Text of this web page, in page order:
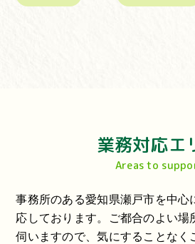
業務対応エ
Areas to
事務所のある愛知県瀬戸市を中心
応しております。ご都合のよい場
伺いますので、気にすることなく